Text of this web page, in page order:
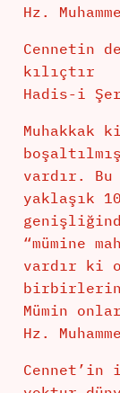
Hz.
Cennetin
kılıçtır
Hadis-i
Muhakkak
vardır.
yaklaşık
“mümine
vardır ki
Mümin
Hz.